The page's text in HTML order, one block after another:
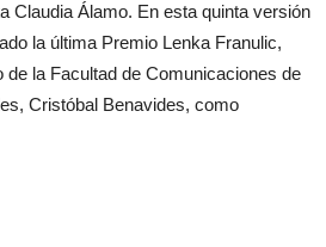
Claudia Álamo. En esta quinta versión
la última Premio Lenka Franulic,
de la Facultad de Comunicaciones de
Cristóbal Benavides, como